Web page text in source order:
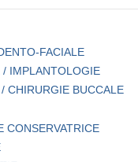
FACIALE
/ IMPLANTOLOGIE
CHIRURGIE BUCCALE
CONSERVATRICE